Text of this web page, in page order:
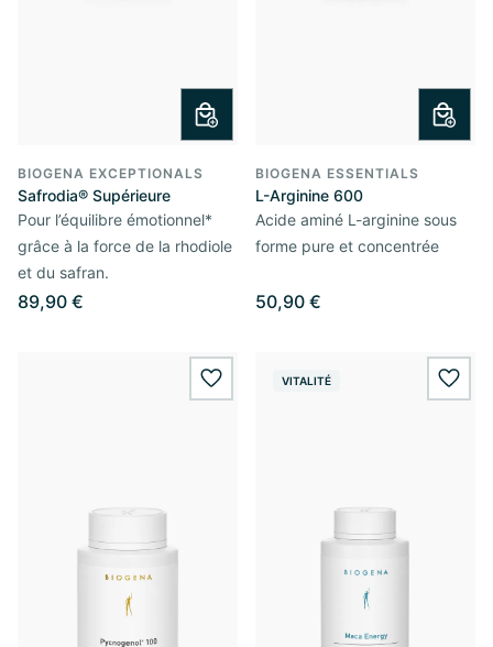
BIOGENA EXCEPTIONALS
Safrodia® Supérieure
Pour l’équilibre émotionnel*
grâce à la force de la rhodiole
et du safran.
89,90 €
BIOGENA ESSENTIALS
L-Arginine 600
Acide aminé L-arginine sous
forme pure et concentrée
50,90 €
wishlist.add
VITALITÉ